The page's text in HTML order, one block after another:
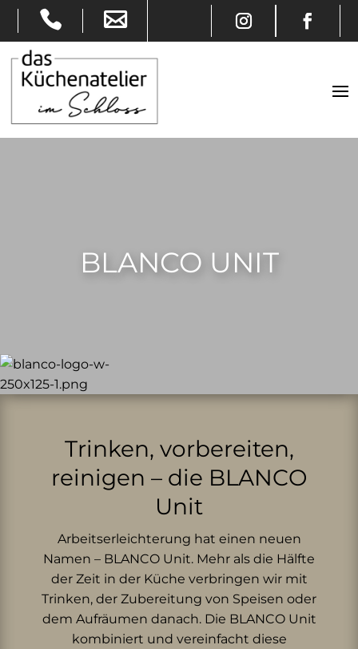
BLANCO UNIT
Trinken, vorbereiten,
reinigen – die BLANCO
Unit
Arbeitserleichterung hat einen neuen
Namen – BLANCO Unit. Mehr als die Hälfte
der Zeit in der Küche verbringen wir mit
Trinken, der Zubereitung von Speisen oder
dem Aufräumen danach. Die BLANCO Unit
kombiniert und vereinfacht diese